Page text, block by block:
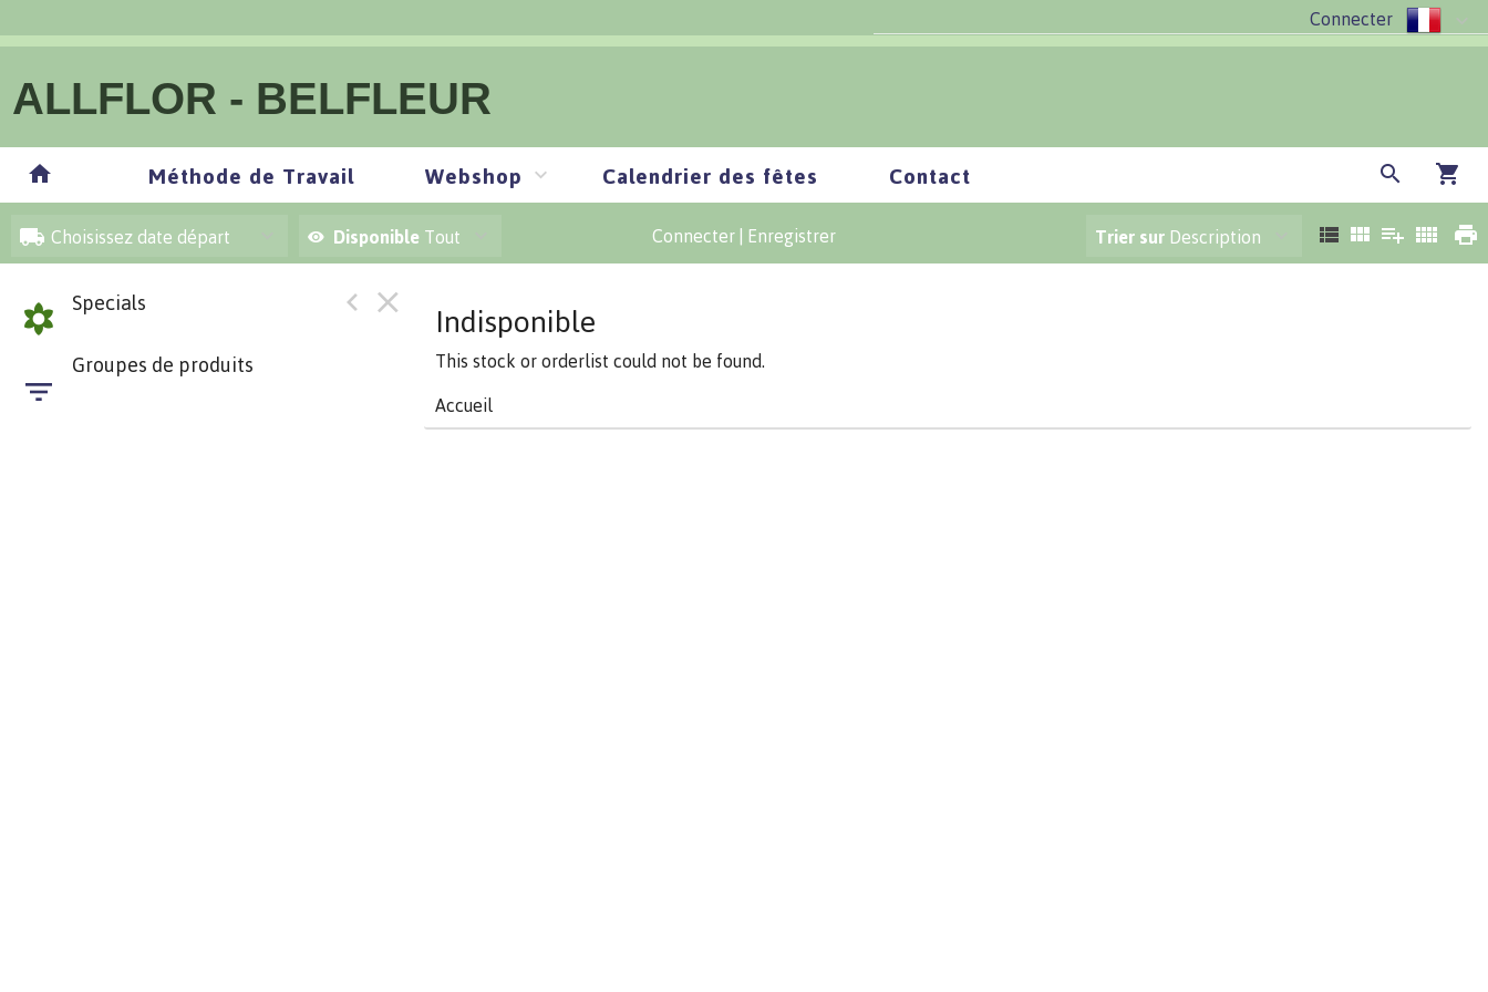
Connecter
ALLFLOR - BELFLEUR
Méthode de Travail Webshop Calendrier des fêtes Contact
Choisissez date départ Disponible Tout Connecter Enregistrer Trier sur Description
Specials
Groupes de produits
Indisponible
This stock or orderlist could not be found.
Accueil